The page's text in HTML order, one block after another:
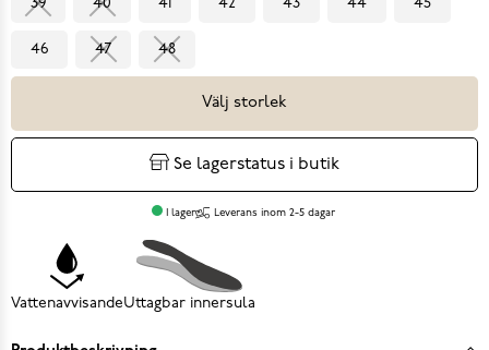
39 40 41 42 43 44 45
46 47 48
Välj storlek
Se lagerstatus i butik
I lager Leverans inom 2-5 dagar
VattenavvisandeUttagbar innersula